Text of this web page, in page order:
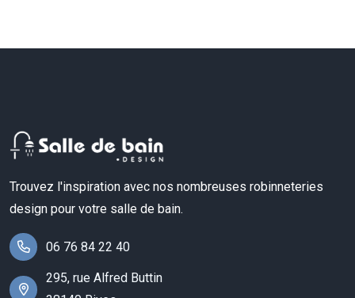
Trouvez l'inspiration avec nos nombreuses robinneteries
design pour votre salle de bain.
06 76 84 22 40
295, rue Alfred Buttin